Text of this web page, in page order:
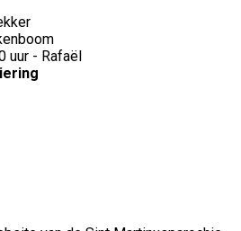
uur - Rafaël